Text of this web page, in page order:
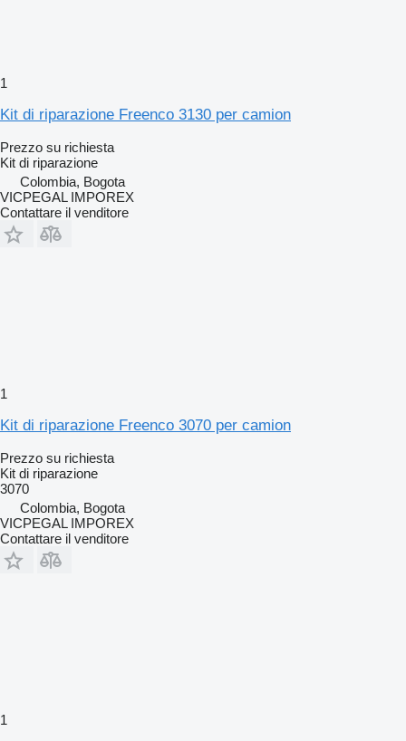
1
Kit di riparazione Freenco 3130 per camion
Prezzo su richiesta
Kit di riparazione
Colombia, Bogota
VICPEGAL IMPOREX
Contattare il venditore
1
Kit di riparazione Freenco 3070 per camion
Prezzo su richiesta
Kit di riparazione
3070
Colombia, Bogota
VICPEGAL IMPOREX
Contattare il venditore
1